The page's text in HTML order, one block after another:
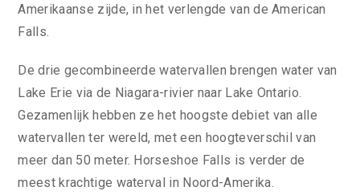
Amerikaanse zijde, in het verlengde van de American
Falls.
De drie gecombineerde watervallen brengen water van
Lake Erie via de Niagara-rivier naar Lake Ontario.
Gezamenlijk hebben ze het hoogste debiet van alle
watervallen ter wereld, met een hoogteverschil van
meer dan 50 meter. Horseshoe Falls is verder de
meest krachtige waterval in Noord-Amerika.